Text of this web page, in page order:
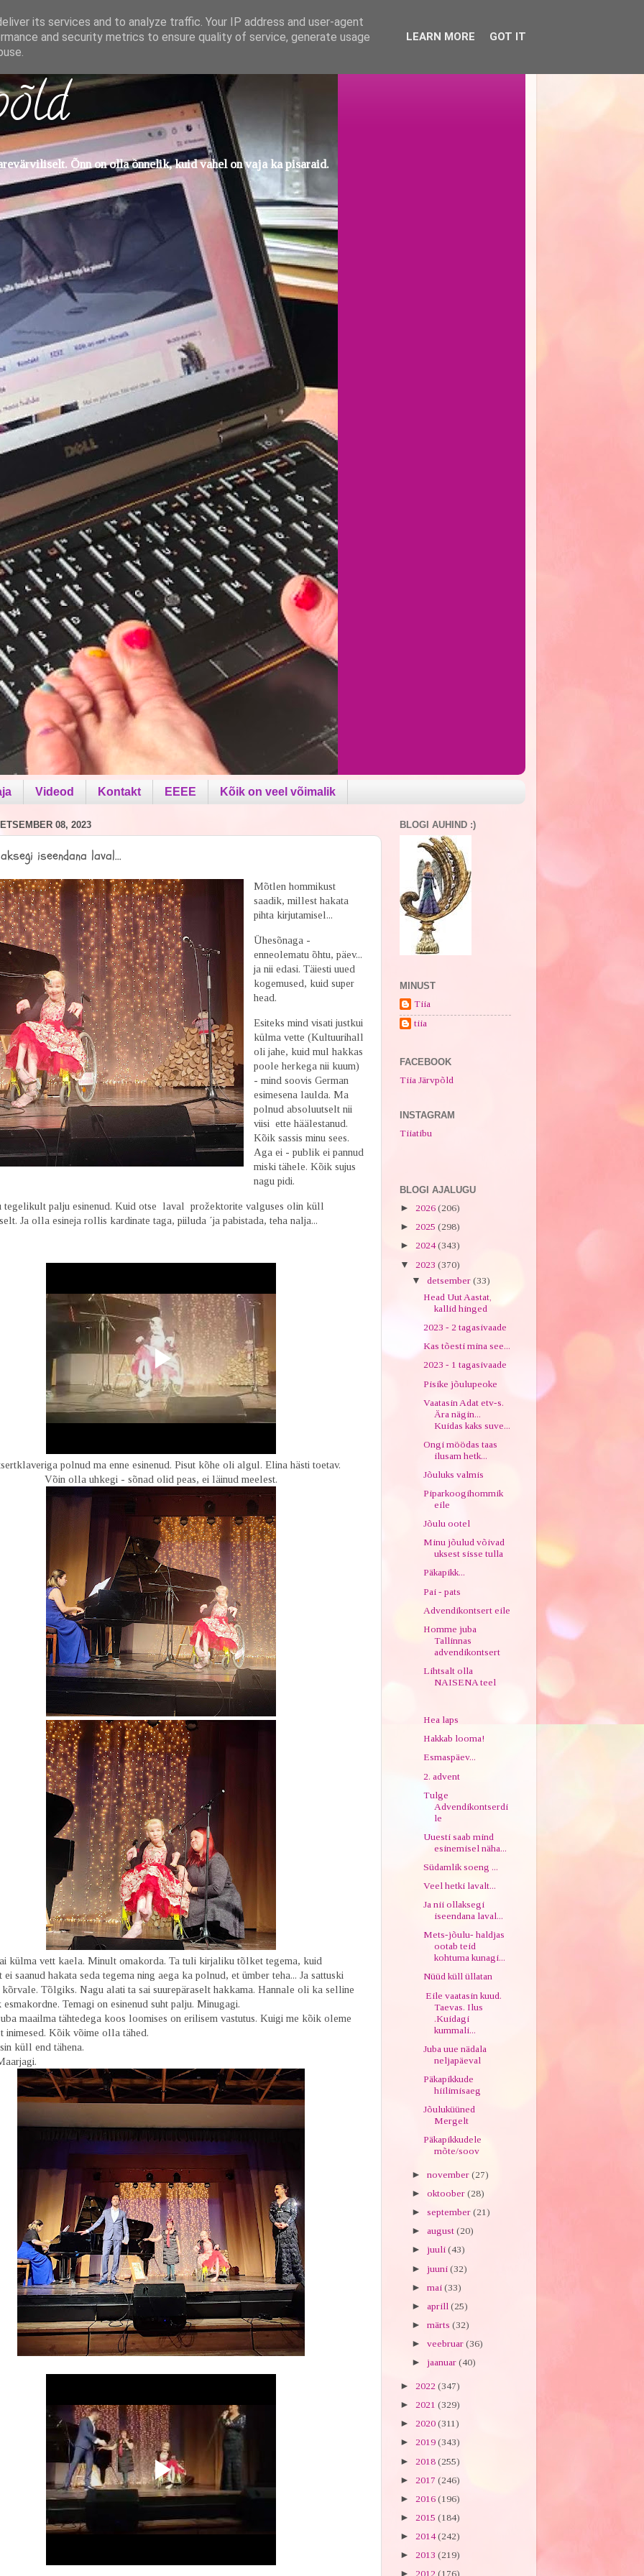
Õnn on olla õnnelik, kuid vahel on vaja ka pisaraid.
Videod Kontakt EEEE Kõik on veel võimalik
08, 2023
iseendana laval...
Mõtlen hommikust
saadik, millest hakata
pihta kirjutamisel...
Ühesõnaga -
enneolematu õhtu, päev...
ja nii edasi. Täiesti uued
kogemused, kuid super
head.
Esiteks mind visati justkui
külma vette (Kultuurihall
oli jahe, kuid mul hakkas
poole herkega nii kuum)
- mind soovis German
esimesena laulda. Ma
polnud absoluutselt nii
viisi ette häälestanud.
Kõik sassis minu sees.
Aga ei - publik ei pannud
miski tähele. Kõik sujus
nagu pidi.
tegelikult palju esinenud. Kuid otse laval prožektorite valguses olin küll
Ja olla esineja rollis kardinate taga, piiluda ´ja pabistada, teha nalja...
polnud ma enne esinenud. Pisut kõhe oli algul. Elina hästi toetav.
Võin olla uhkegi - sõnad olid peas, ei läinud meelest.
külma vett kaela. Minult omakorda. Ta tuli kirjaliku tõlket tegema, kuid
ei saanud hakata seda tegema ning aega ka polnud, et ümber teha... Ja sattuski
Tõlgiks. Nagu alati ta sai suurepäraselt hakkama. Hannale oli ka selline
Temagi on esinenud suht palju. Minugagi.
maailma tähtedega koos loomises on erilisem vastutus. Kuigi me kõik oleme
inimesed. Kõik võime olla tähed.
küll end tähena.
BLOGI AUHIND :)
MINUST
Tiia
tiia
FACEBOOK
Tiia Järvpõld
INSTAGRAM
Tiiatibu
BLOGI AJALUGU
► 2026 (206)
► 2025 (298)
► 2024(343)
▼ 2023 (370)
▼ detsember (33)
Head Uut Aastat,
kallid hinged
2023 - 2 tagasivaade
Kas tõesti mina see...
2023 - 1 tagasivaade
Pisike jõulupeoke
Vaatasin Adat etv-s.
Ära nägin...
Kuidas kaks suve...
Ongi möödas taas
ilusam hetk...
Jõuluks valmis
Piparkoogihommik
eile
Jõulu ootel
Minu jõulud võivad
uksest sisse tulla
Päkapikk...
Pai - pats
Advendikontsert eile
Homme juba
Tallinnas
advendikontsert
Lihtsalt olla
NAISENA teel
Hea laps
Hakkab looma!
Esmaspäev...
2. advent
Tulge
Advendikontserdi
le
Uuesti saab mind
esinemisel näha...
Südamlik soeng ...
Veel hetki lavalt...
Ja nii ollaksegi
iseendana laval...
Mets-jõulu- haldjas
ootab teid
kohtuma kunagi...
Nüüd küll üllatan
Eile vaatasin kuud.
Taevas. Ilus
.Kuidagi
kummali...
Juba uue nädala
neljapäeval
Päkapikkude
hiilimisaeg
Jõuluküüned
Mergelt
Päkapikkudele
mõte/soov
► november (27)
► oktoober (28)
► september (21)
► august (20)
► juuli (43)
► juuni (32)
► mai (33)
► aprill (25)
► märts (32)
► veebruar (36)
► jaanuar (40)
► 2022 (347)
► 2021 (329)
► 2020 (311)
► 2019 (343)
► 2018 (255)
► 2017 (246)
► 2016 (196)
► 2015 (184)
► 2014(242)
► 2013 (219)
► 2012 (176)
its services and to analyze traffic. Your IP address and user-agent
and security metrics to ensure quality of service, generate usage
LEARN MORE GOT IT